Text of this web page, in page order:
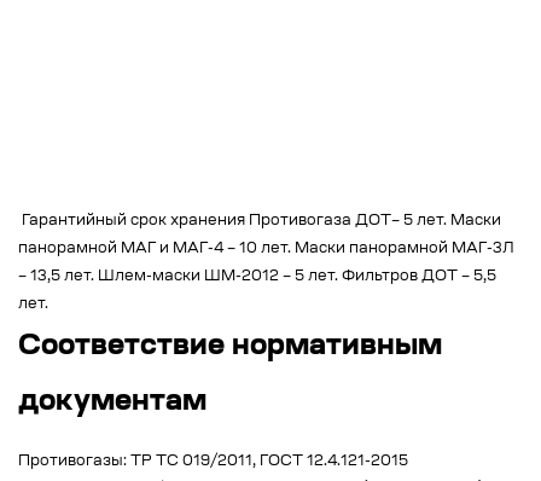
Гарантийный срок хранения Противогаза ДОТ– 5 лет. Маски
панорамной МАГ и МАГ-4 – 10 лет. Маски панорамной МАГ-3Л
– 13,5 лет. Шлем-маски ШМ-2012 – 5 лет. Фильтров ДОТ – 5,5
лет.
Соответствие нормативным
документам
Противогазы: ТР ТС 019/2011, ГОСТ 12.4.121-2015